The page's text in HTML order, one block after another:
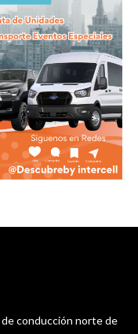
de conducción norte de